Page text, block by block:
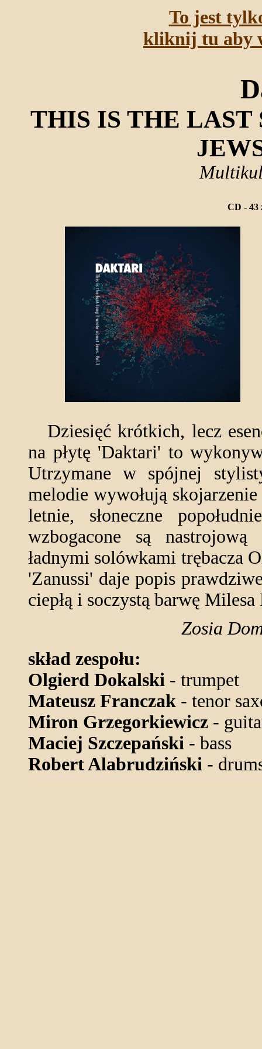
To jest
kliknij tu aby
THIS IS THE LAST
CD - 43
Dziesięć krótkich, lecz
na płytę 'Daktari' to
Utrzymane w spójnej
melodie wywołują
letnie, słoneczne
wzbogacone są
ładnymi solówkami trębacza
'Zanussi' daje popis
ciepłą i soczystą barwę Milesa
Zosia
skład zespołu:
Olgierd Dokalski - trumpet
Mateusz Franczak - tenor
Miron Grzegorkiewicz -
Maciej Szczepański - bass
Robert Alabrudziński -